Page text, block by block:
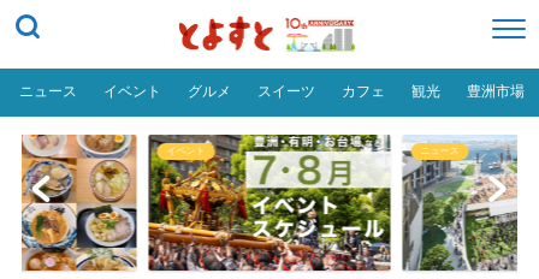
ニュース イベント グルメ スイーツ カフェ 観光 豊洲市場
イベント ニュース